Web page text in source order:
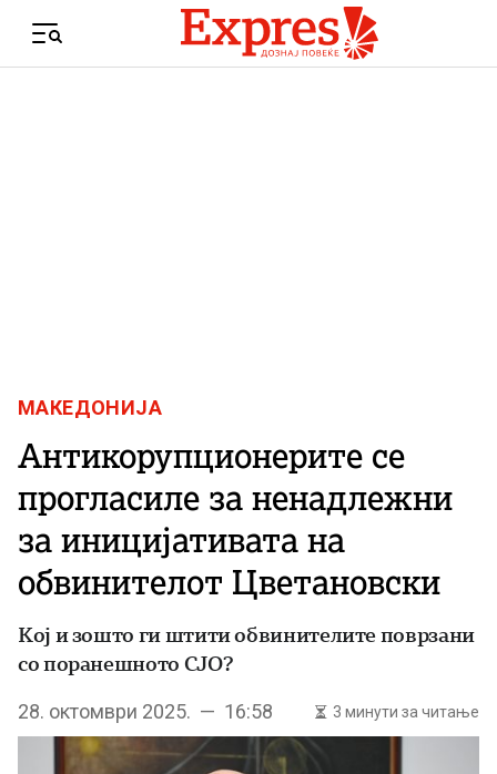
Menu
МАКЕДОНИЈА
Антикорупционерите се
прогласиле за ненадлежни
за иницијативата на
обвинителот Цветановски
Кој и зошто ги штити обвинителите поврзани
со поранешното СЈО?
28. октомври 2025. — 16:58 3 минути за читање